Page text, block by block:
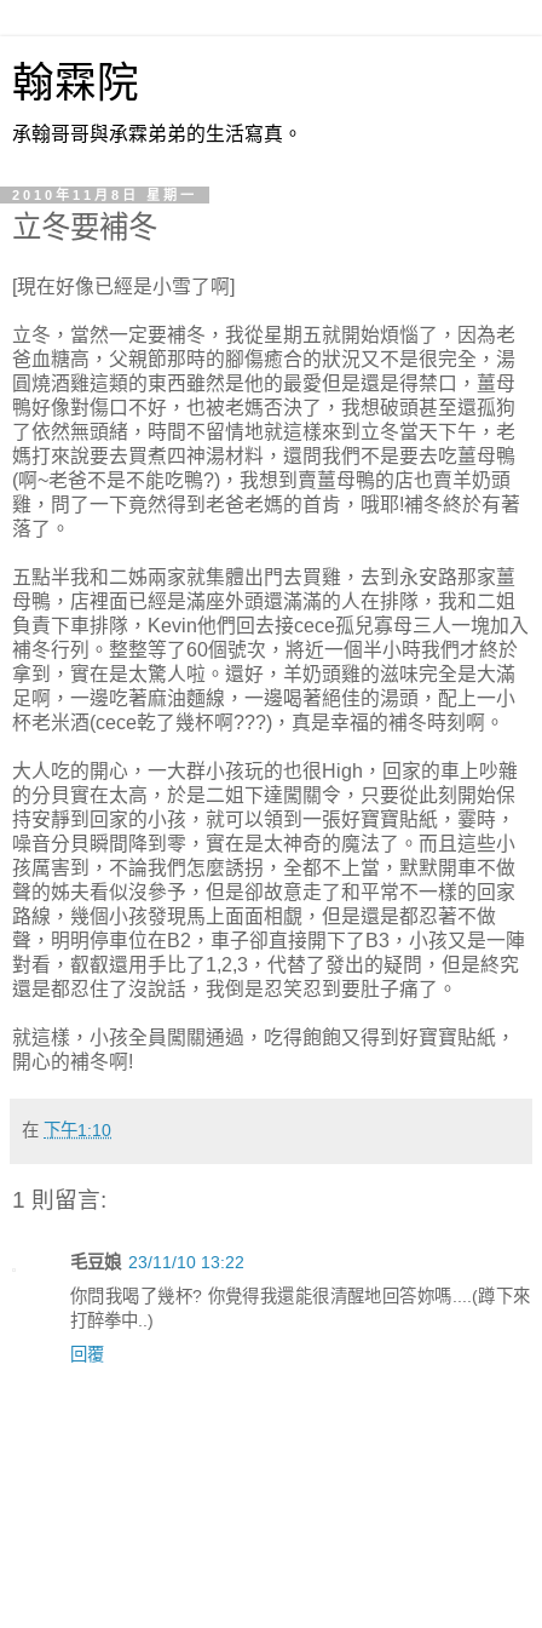
翰霖院
承翰哥哥與承霖弟弟的生活寫真。
2010年11月8日 星期一
立冬要補冬
[現在好像已經是小雪了啊]
立冬，當然一定要補冬，我從星期五就開始煩惱了，因為老
爸血糖高，父親節那時的腳傷癒合的狀況又不是很完全，湯
圓燒酒雞這類的東西雖然是他的最愛但是還是得禁口，薑母
鴨好像對傷口不好，也被老媽否決了，我想破頭甚至還孤狗
了依然無頭緒，時間不留情地就這樣來到立冬當天下午，老
媽打來說要去買煮四神湯材料，還問我們不是要去吃薑母鴨
(啊~老爸不是不能吃鴨?)，我想到賣薑母鴨的店也賣羊奶頭
雞，問了一下竟然得到老爸老媽的首肯，哦耶!補冬終於有著
落了。
五點半我和二姊兩家就集體出門去買雞，去到永安路那家薑
母鴨，店裡面已經是滿座外頭還滿滿的人在排隊，我和二姐
負責下車排隊，Kevin他們回去接cece孤兒寡母三人一塊加入
補冬行列。整整等了60個號次，將近一個半小時我們才終於
拿到，實在是太驚人啦。還好，羊奶頭雞的滋味完全是大滿
足啊，一邊吃著麻油麵線，一邊喝著絕佳的湯頭，配上一小
杯老米酒(cece乾了幾杯啊???)，真是幸福的補冬時刻啊。
大人吃的開心，一大群小孩玩的也很High，回家的車上吵雜
的分貝實在太高，於是二姐下達闖關令，只要從此刻開始保
持安靜到回家的小孩，就可以領到一張好寶寶貼紙，霎時，
噪音分貝瞬間降到零，實在是太神奇的魔法了。而且這些小
孩厲害到，不論我們怎麼誘拐，全都不上當，默默開車不做
聲的姊夫看似沒參予，但是卻故意走了和平常不一樣的回家
路線，幾個小孩發現馬上面面相覷，但是還是都忍著不做
聲，明明停車位在B2，車子卻直接開下了B3，小孩又是一陣
對看，叡叡還用手比了1,2,3，代替了發出的疑問，但是終究
還是都忍住了沒說話，我倒是忍笑忍到要肚子痛了。
就這樣，小孩全員闖關通過，吃得飽飽又得到好寶寶貼紙，
開心的補冬啊!
在 下午1:10
1 則留言:
毛豆娘 23/11/10 13:22
你問我喝了幾杯? 你覺得我還能很清醒地回答妳嗎....(蹲下來
打醉拳中..)
回覆